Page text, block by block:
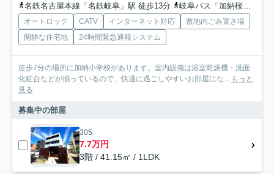
名鉄名古屋本線「名鉄岐阜」駅 徒歩13分
岐阜バス「加納桜道」バス停下車 徒歩1分
オートロック CATV インターネット対応
敷地内ごみ置き場
閑静な住宅地
24時間緊急通報システム
徒歩7分の場所に加納小学校があります。室内設備は浴室乾燥機・洗面
化粧台などが揃っているので、快適に過ごしやすいお部屋にな... もっと
見る
募集中の部屋
305
7.7万円
3階 / 41.15㎡ / 1LDK